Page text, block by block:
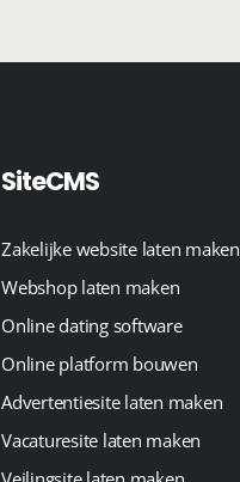
SiteCMS
Zakelijke website laten maken
Webshop laten maken
Online dating software
Online platform bouwen
Advertentiesite laten maken
Vacaturesite laten maken